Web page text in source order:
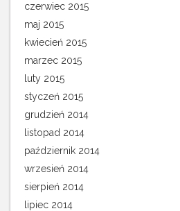
czerwiec 2015
maj 2015
kwiecień 2015
marzec 2015
luty 2015
styczeń 2015
grudzień 2014
listopad 2014
październik 2014
wrzesień 2014
sierpień 2014
lipiec 2014